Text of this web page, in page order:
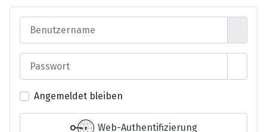
Angemeldet bleiben
Web-Authentifizierung